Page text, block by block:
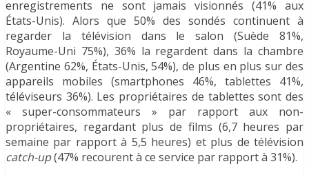
enregistrements ne sont jamais visionnés (41% aux
États-Unis). Alors que 50% des sondés continuent à
regarder la télévision dans le salon (Suède 81%,
Royaume-Uni 75%), 36% la regardent dans la chambre
(Argentine 62%, États-Unis, 54%), de plus en plus sur des
appareils mobiles (smartphones 46%, tablettes 41%,
téléviseurs 36%). Les propriétaires de tablettes sont des
« super-consommateurs » par rapport aux non-
propriétaires, regardant plus de films (6,7 heures par
semaine par rapport à 5,5 heures) et plus de télévision
catch-up(47% recourent à ce service par rapport à 31%).